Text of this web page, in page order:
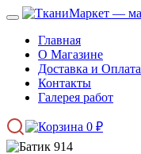
Главная
О Магазине
Доставка и Оплата
Контакты
Галерея работ
0 ₽